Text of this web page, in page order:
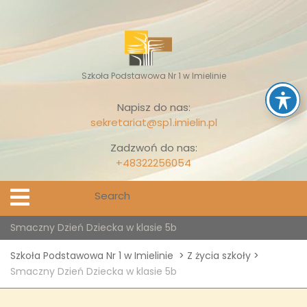
content
Szkoła Podstawowa Nr 1 w Imielinie
Napisz do nas:
sekretariat@sp1.imielin.pl
Zadzwoń do nas:
+48322256054
Open
Menu
Smaczny Dzień Dziecka w klasie 5b
Szkoła Podstawowa Nr 1 w Imielinie > Z życia szkoły >
Smaczny Dzień Dziecka w klasie 5b